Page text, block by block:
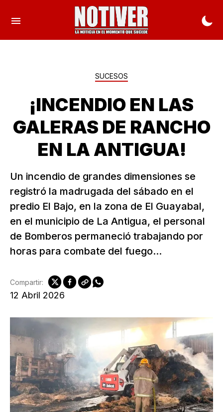
SUCESOS
¡INCENDIO EN LAS
GALERAS DE RANCHO
EN LA ANTIGUA!
Un incendio de grandes dimensiones se
registró la madrugada del sábado en el
predio El Bajo, en la zona de El Guayabal,
en el municipio de La Antigua, el personal
de Bomberos permaneció trabajando por
horas para combate del fuego...
12 Abril 2026
Compartir: